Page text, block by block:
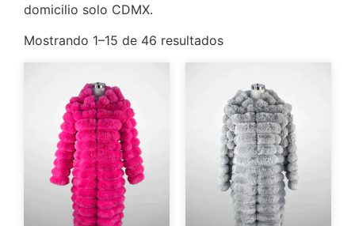
domicilio solo CDMX.
Mostrando 1–15 de 46 resultados